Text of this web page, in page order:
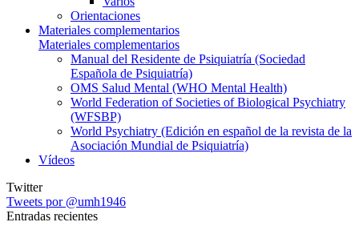
Orientaciones
Materiales complementarios
Materiales complementarios
Manual del Residente de Psiquiatría (Sociedad
Española de Psiquiatría)
OMS Salud Mental (WHO Mental Health)
World Federation of Societies of Biological Psychiatry
(WFSBP)
World Psychiatry (Edición en español de la revista de la
Asociación Mundial de Psiquiatría)
Vídeos
Twitter
Tweets por @umh1946
Entradas recientes